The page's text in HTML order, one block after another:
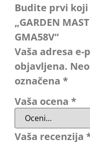
Budite prvi koji
„GARDEN
GMA58V“
Vaša adresa
objavljena.
označena *
Vaša ocena *
Vaša recenzija